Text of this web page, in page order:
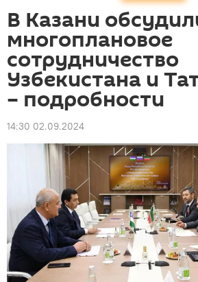
В Казани
многоплановое
сотрудничество
Узбекистана и
– подробности
14:30 02.09.2024